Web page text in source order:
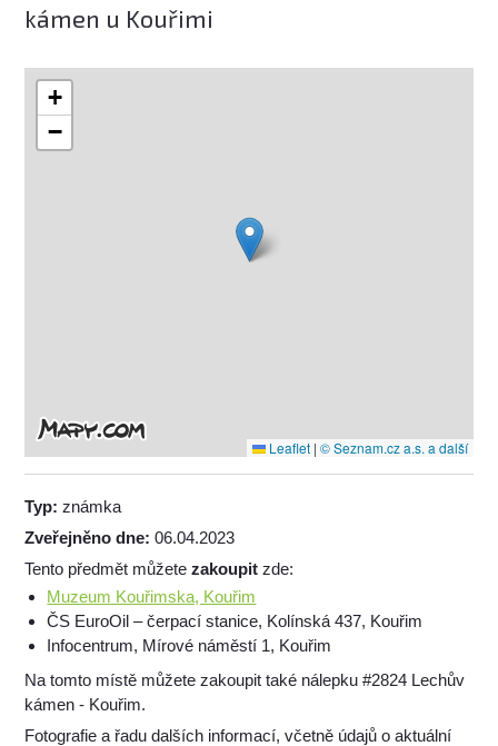
kámen u Kouřimi
+
−
Leaflet | © Seznam.cz a.s. a další
Typ:známka
Zveřejněno dne:06.04.2023
Tento předmět můžetezakoupit zde:
Muzeum Kouřimska, Kouřim
ČS EuroOil – čerpací stanice, Kolínská 437, Kouřim
Infocentrum, Mírové náměstí 1, Kouřim
Na tomto místě můžete zakoupit také nálepku #2824 Lechův
kámen - Kouřim.
Fotografie a řadu dalších informací, včetně údajů o aktuální